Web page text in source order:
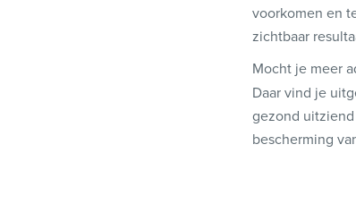
voorkomen en
zichtbaar
Mocht je meer
Daar vind je
gezond
bescherming